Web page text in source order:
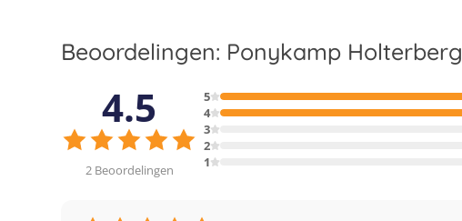
Beoordelingen: Ponykamp Holterberg
4.5
2 Beoordelingen
5
4
3
2
1